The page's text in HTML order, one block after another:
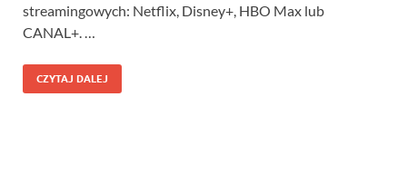
streamingowych: Netflix, Disney+, HBO Max lub
CANAL+. …
CZYTAJ DALEJ